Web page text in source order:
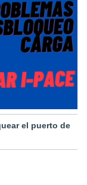
el puerto de